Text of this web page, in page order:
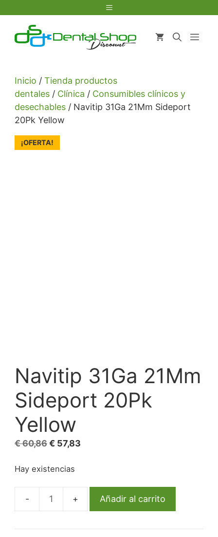
contenido
Menú
Inicio / Tienda productos
dentales / Clínica / Consumibles clínicos y
desechables / Navitip 31Ga 21Mm Sideport
20Pk Yellow
¡OFERTA!
Navitip 31Ga 21Mm
Sideport 20Pk
Yellow
€60,86El
original
€ 60,86.
€ 57,83
€ 57,83.
Hay existencias
Navitip
21Mm
Añadir al carrito